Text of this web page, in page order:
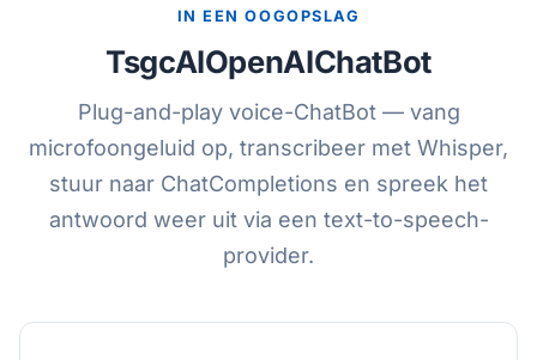
IN EEN OOGOPSLAG
TsgcAIOpenAIChatBot
Plug-and-play voice-ChatBot — vang
microfoongeluid op, transcribeer met Whisper,
stuur naar ChatCompletions en spreek het
antwoord weer uit via een text-to-speech-
provider.